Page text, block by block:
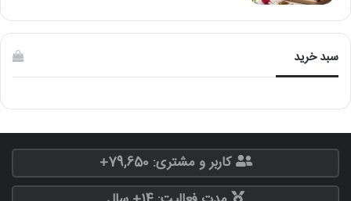
سبد خرید
کاربر و مشتری: 79,650+